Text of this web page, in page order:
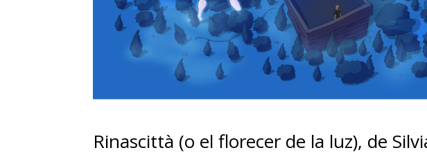
Rinascittà (o el florecer de la luz), de